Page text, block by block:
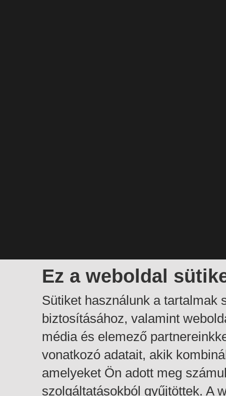
Ez a weboldal
Sütiket használunk a tartalmak
biztosításához, valamint
média és elemező
vonatkozó adatait, akik
amelyeket Ön adott meg
szolgáltatásokból gyűjtöttek. A